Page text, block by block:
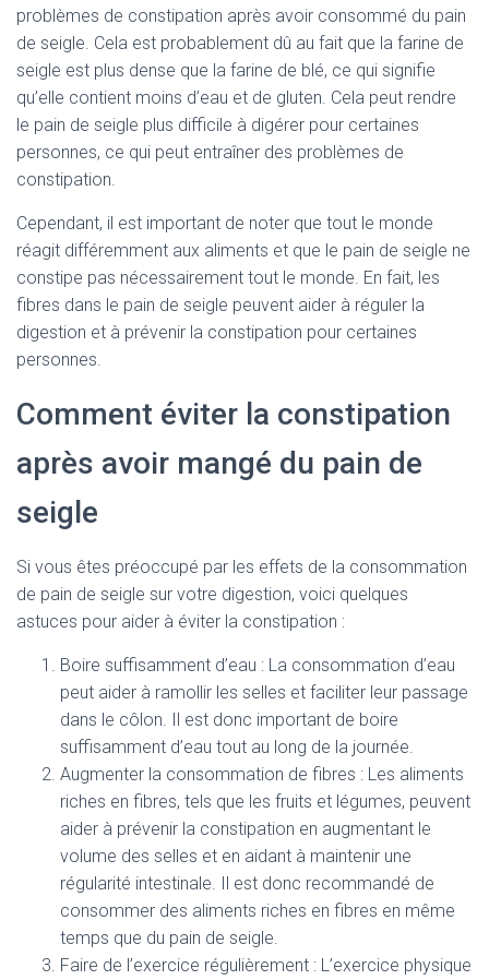
problèmes de constipation après avoir consommé du pain
de seigle. Cela est probablement dû au fait que la farine de
seigle est plus dense que la farine de blé, ce qui signifie
qu’elle contient moins d’eau et de gluten. Cela peut rendre
le pain de seigle plus difficile à digérer pour certaines
personnes, ce qui peut entraîner des problèmes de
constipation.
Cependant, il est important de noter que tout le monde
réagit différemment aux aliments et que le pain de seigle ne
constipe pas nécessairement tout le monde. En fait, les
fibres dans le pain de seigle peuvent aider à réguler la
digestion et à prévenir la constipation pour certaines
personnes.
Comment éviter la constipation
après avoir mangé du pain de
seigle
Si vous êtes préoccupé par les effets de la consommation
de pain de seigle sur votre digestion, voici quelques
astuces pour aider à éviter la constipation :
Boire suffisamment d’eau : La consommation d’eau
peut aider à ramollir les selles et faciliter leur passage
dans le côlon. Il est donc important de boire
suffisamment d’eau tout au long de la journée.
Augmenter la consommation de fibres : Les aliments
riches en fibres, tels que les fruits et légumes, peuvent
aider à prévenir la constipation en augmentant le
volume des selles et en aidant à maintenir une
régularité intestinale. Il est donc recommandé de
consommer des aliments riches en fibres en même
temps que du pain de seigle.
Faire de l’exercice régulièrement : L’exercice physique